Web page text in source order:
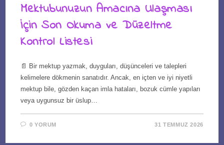
Mektubunuzun Amacına Ulaşması
İçin Son Okuma ve Düzeltme
Kontrol Listesi
📄 Bir mektup yazmak, duyguları, düşünceleri ve talepleri
kelimelere dökmenin sanatıdır. Ancak, en içten ve iyi niyetli
mektup bile, gözden kaçan imla hataları, bozuk cümle yapıları
veya uygunsuz bir üslup…
0 YORUM 31 TEMMUZ 2026